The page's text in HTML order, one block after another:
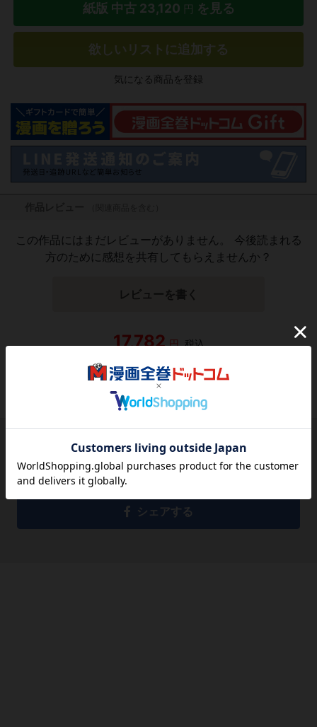
紙版 中古 23,120 円 を見る
欲しいリストに追加する
気になる商品を登録
この作品にはまだレビューがありません。 今後読まれる
方のために感想を共有してもらえませんか？
レビューを書く
17,782 円 税込
品切れ
シェアする
シェアする